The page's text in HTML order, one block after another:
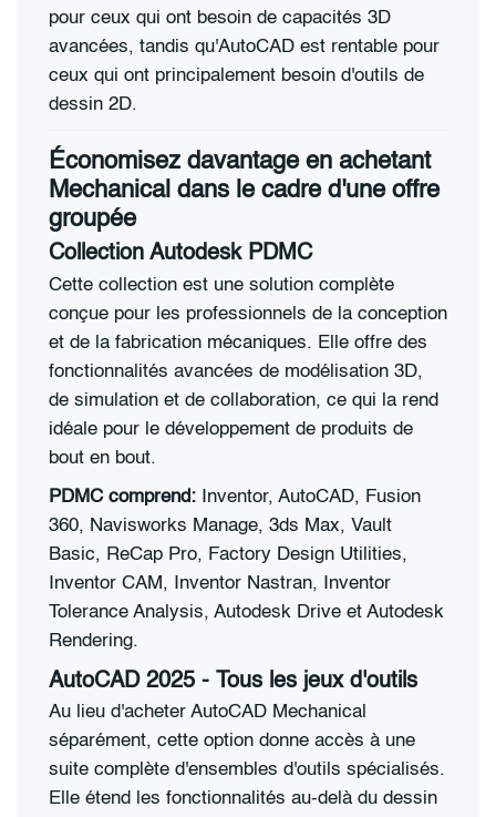
pour ceux qui ont besoin de capacités 3D
avancées, tandis qu'AutoCAD est rentable pour
ceux qui ont principalement besoin d'outils de
dessin 2D.
Économisez davantage en achetant
Mechanical dans le cadre d'une offre
groupée
Collection Autodesk PDMC
Cette collection est une solution complète
conçue pour les professionnels de la conception
et de la fabrication mécaniques. Elle offre des
fonctionnalités avancées de modélisation 3D,
de simulation et de collaboration, ce qui la rend
idéale pour le développement de produits de
bout en bout.
PDMC comprend: Inventor, AutoCAD, Fusion
360, Navisworks Manage, 3ds Max, Vault
Basic, ReCap Pro, Factory Design Utilities,
Inventor CAM, Inventor Nastran, Inventor
Tolerance Analysis, Autodesk Drive et Autodesk
Rendering.
AutoCAD 2025 - Tous les jeux d'outils
Au lieu d'acheter AutoCAD Mechanical
séparément, cette option donne accès à une
suite complète d'ensembles d'outils spécialisés.
Elle étend les fonctionnalités au-delà du dessin